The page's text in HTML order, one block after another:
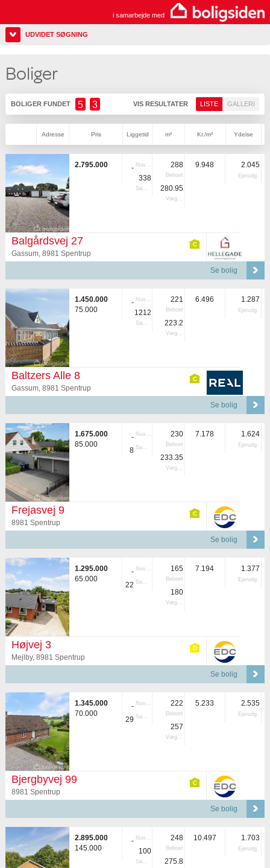
i samarbejde med
UDVIDET SØGNING
Boliger
BOLIGER FUNDET 5 3 VIS RESULTATER LISTE GALLERI
Adresse Pris Liggetid m² Kr./m² Ydelse
2.795.000 - Nuvær.
338
Samlet
288
Beboet
280.95
Vægtet
9.948 2.045
Ejerudg.
Balgårdsvej 27
Gassum, 8981 Spentrup
Se bolig
1.450.000
75.000
- Nuvær.
1212
Samlet
221
Beboet
223.2
Vægtet
6.496 1.287
Ejerudg.
Baltzers Alle 8
Gassum, 8981 Spentrup
Se bolig
1.675.000
85.000
- Nuvær.
8 Samlet
230
Beboet
233.35
Vægtet
7.178 1.624
Ejerudg.
Frejasvej 9
8981 Spentrup
Se bolig
1.295.000
65.000
- Nuvær.
22 Samlet
165
Beboet
180
Vægtet
7.194 1.377
Ejerudg.
Højvej 3
Mejlby, 8981 Spentrup
Se bolig
1.345.000
70.000
- Nuvær.
29 Samlet
222
Beboet
257
Vægtet
5.233 2.535
Ejerudg.
Bjergbyvej 99
8981 Spentrup
Se bolig
2.895.000
145.000
- Nuvær.
100
Samlet
248
Beboet
275.8
10.497 1.703
Ejerudg.